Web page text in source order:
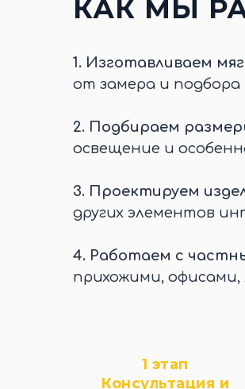
КАК МЫ
1. Изготавливаем
от замера и
2. Подбираем
освещение и
3. Проектируем
других элементов
4. Работаем с
прихожими,
1 этап
Консультация и